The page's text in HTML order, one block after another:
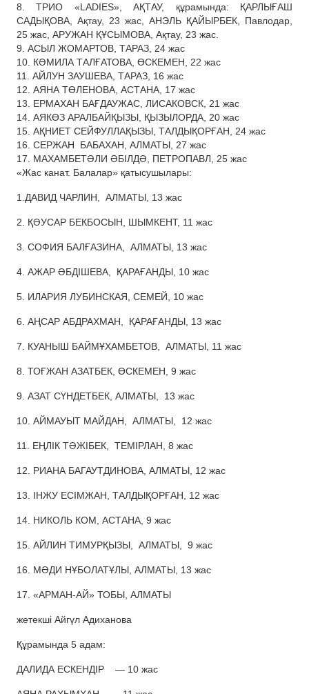
8.ТРИО «LADIES», АҚТАУ, құрамында: ҚАРЛЫҒАШ
САДЫҚОВА, Ақтау, 23 жас, АНЭЛЬ ҚАЙЫРБЕК, Павлодар,
25 жас, АРУЖАН ҚҰСЫМОВА, Ақтау, 23 жас.
9. АСЫЛ ЖОМАРТОВ, ТАРАЗ, 24 жас
10. КӘМИЛА ТАЛҒАТОВА, ӨСКЕМЕН, 22 жас
11. АЙЛУН ЗАУШЕВА, ТАРАЗ, 16 жас
12. АЯНА ТӨЛЕНОВА, АСТАНА, 17 жас
13. ЕРМАХАН БАҒДАУЖАС, ЛИСАКОВСК, 21 жас
14. АЯКӨЗ АРАЛБАЙҚЫЗЫ, ҚЫЗЫЛОРДА, 20 жас
15. АҚНИЕТ СЕЙФУЛЛАҚЫЗЫ, ТАЛДЫҚОРҒАН, 24 жас
16. СЕРЖАН БАБАХАН, АЛМАТЫ, 27 жас
17. МАХАМБЕТӘЛИ ӘБІЛДӘ, ПЕТРОПАВЛ, 25 жас
«Жас канат. Балалар» қатысушылары:
1.ДАВИД ЧАРЛИН, АЛМАТЫ, 13 жас
2. ҚӘУСАР БЕКБОСЫН, ШЫМКЕНТ, 11 жас
3. СОФИЯ БАЛҒАЗИНА, АЛМАТЫ, 13 жас
4. АЖАР ӘБДІШЕВА, ҚАРАҒАНДЫ, 10 жас
5. ИЛАРИЯ ЛУБИНСКАЯ, СЕМЕЙ, 10 жас
6. АҢСАР АБДРАХМАН, ҚАРАҒАНДЫ, 13 жас
7. КУАНЫШ БАЙМҰХАМБЕТОВ, АЛМАТЫ, 11 жас
8. ТОҒЖАН АЗАТБЕК, ӨСКЕМЕН, 9 жас
9. АЗАТ СҮНДЕТБЕК, АЛМАТЫ, 13 жас
10. АЙМАУЫТ МАЙДАН, АЛМАТЫ, 12 жас
11. ЕҢЛІК ТӘЖІБЕК, ТЕМІРЛАН, 8 жас
12. РИАНА БАГАУТДИНОВА, АЛМАТЫ, 12 жас
13. ІНЖУ ЕСІМЖАН, ТАЛДЫҚОРҒАН, 12 жас
14. НИКОЛЬ КОМ, АСТАНА, 9 жас
15. АЙЛИН ТИМУРҚЫЗЫ, АЛМАТЫ, 9 жас
16. МӘДИ НҰБОЛАТҰЛЫ, АЛМАТЫ, 13 жас
17. «АРМАН-АЙ» ТОБЫ, АЛМАТЫ
жетекші Айгүл Адиханова
Құрамында 5 адам:
ДАЛИДА ЕСКЕНДІР — 10 жас